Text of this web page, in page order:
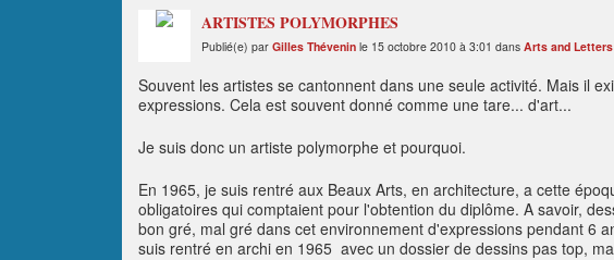
ARTISTES POLYMORPHES
Publié(e) par Gilles Thévenin le 15 octobre 2010 à 3:01 dans Arts and Letters
Souvent les artistes se cantonnent dans une seule activité. Mais il
expressions. Cela est souvent donné comme une tare... d'art...
Je suis donc un artiste polymorphe et pourquoi.
En 1965, je suis rentré aux Beaux Arts, en architecture, a cette
obligatoires qui comptaient pour l'obtention du diplôme. A savoir,
bon gré, mal gré dans cet environnement d'expressions pendant 6
suis rentré en archi en 1965 avec un dossier de dessins pas top,